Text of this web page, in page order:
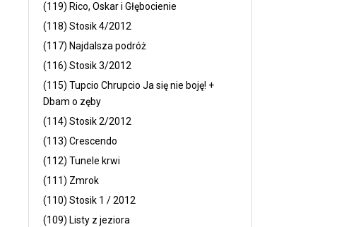
(119) Rico, Oskar i Głębocienie
(118) Stosik 4/2012
(117) Najdalsza podróż
(116) Stosik 3/2012
(115) Tupcio Chrupcio Ja się nie boję! +
Dbam o zęby
(114) Stosik 2/2012
(113) Crescendo
(112) Tunele krwi
(111) Zmrok
(110) Stosik 1 / 2012
(109) Listy z jeziora